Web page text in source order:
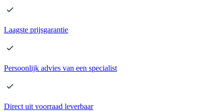
Laagste prijsgarantie
Persoonlijk advies van een specialist
Direct uit voorraad leverbaar